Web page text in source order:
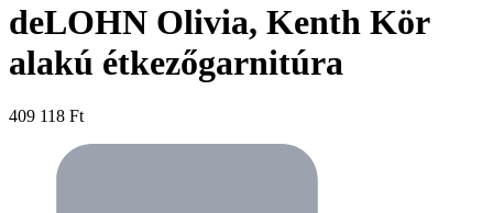
deLOHN Olivia, Kenth Kör
alakú étkezőgarnitúra
409 118 Ft